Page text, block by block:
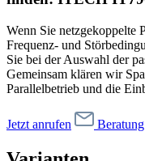
Wenn Sie netzgekoppelte
Frequenz- und
Sie bei der Auswahl der
Gemeinsam klären wir
Parallelbetrieb und die
Jetzt anrufen